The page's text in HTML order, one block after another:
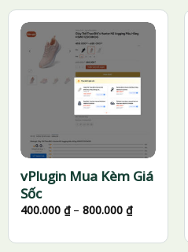
vPlugin Mua Kèm Giá
Sốc
400.000 ₫ – 800.000 ₫Khoảng
giá:
400.000 ₫